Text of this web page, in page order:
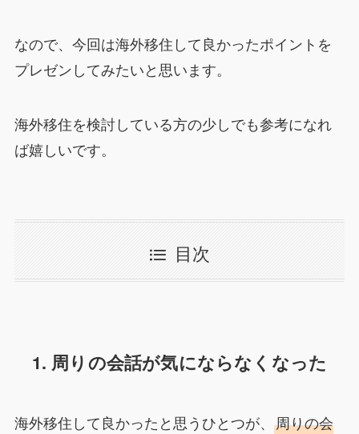
なので、今回は海外移住して良かったポイントを
プレゼンしてみたいと思います。
海外移住を検討している方の少しでも参考になれ
ば嬉しいです。
目次
1. 周りの会話が気にならなくなった
海外移住して良かったと思うひとつが、 周りの会